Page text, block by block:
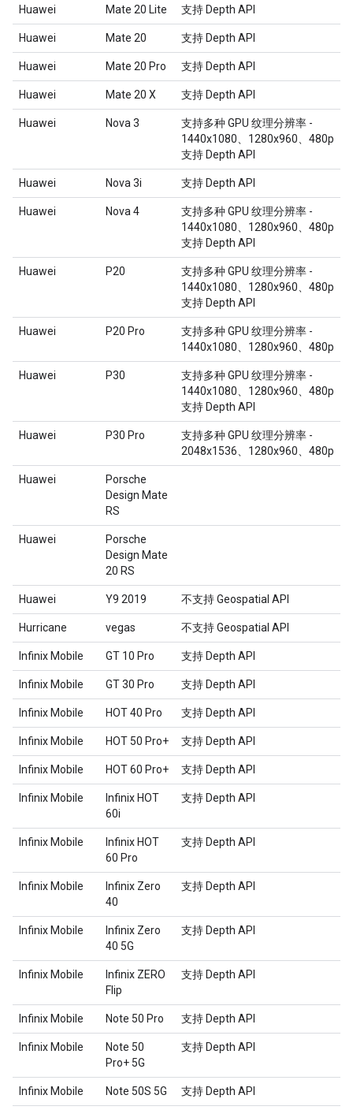
Huawei Mate 20 Lite 支持 Depth API
Huawei Mate 20 支持 Depth API
Huawei Mate 20 Pro 支持 Depth API
Huawei Mate 20 X 支持 Depth API
Huawei Nova 3
支持多种 GPU 纹理分辨率 -
1440x1080、1280x960、480p
支持 Depth API
Huawei Nova 3i 支持 Depth API
Huawei Nova 4
支持多种 GPU 纹理分辨率 -
1440x1080、1280x960、480p
支持 Depth API
Huawei P20
支持多种 GPU 纹理分辨率 -
1440x1080、1280x960、480p
支持 Depth API
Huawei P20 Pro
支持多种 GPU 纹理分辨率 -
1440x1080、1280x960、480p
Huawei P30
支持多种 GPU 纹理分辨率 -
1440x1080、1280x960、480p
支持 Depth API
Huawei P30 Pro
支持多种 GPU 纹理分辨率 -
2048x1536、1280x960、480p
Huawei
Porsche
Design Mate
RS
Huawei
Porsche
Design Mate
20 RS
Huawei Y9 2019 不支持 Geospatial API
Hurricane vegas 不支持 Geospatial API
Infinix Mobile GT 10 Pro 支持 Depth API
Infinix Mobile GT 30 Pro 支持 Depth API
Infinix Mobile HOT 40 Pro 支持 Depth API
Infinix Mobile HOT 50 Pro+ 支持 Depth API
Infinix Mobile HOT 60 Pro+ 支持 Depth API
Infinix Mobile
Infinix HOT
60i
支持 Depth API
Infinix Mobile
Infinix HOT
60 Pro
支持 Depth API
Infinix Mobile
Infinix Zero
40
支持 Depth API
Infinix Mobile
Infinix Zero
40 5G
支持 Depth API
Infinix Mobile
Infinix ZERO
Flip
支持 Depth API
Infinix Mobile Note 50 Pro 支持 Depth API
Infinix Mobile
Note 50
Pro+ 5G
支持 Depth API
Infinix Mobile Note 50S 5G 支持 Depth API